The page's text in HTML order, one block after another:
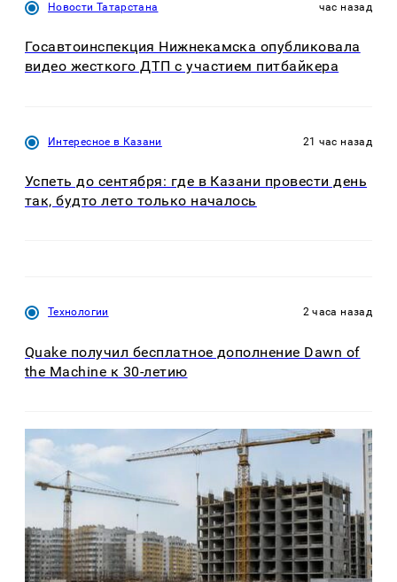
Новости Татарстана час назад
Госавтоинспекция Нижнекамска опубликовала
видео жесткого ДТП с участием питбайкера
Интересное в Казани 21 час назад
Успеть до сентября: где в Казани провести день
так, будто лето только началось
Технологии 2 часа назад
Quake получил бесплатное дополнение Dawn of
the Machine к 30-летию